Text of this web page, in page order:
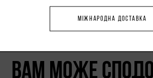
ВАМ МОЖЕ
МІЖНАРОДНА ДОСТАВКА